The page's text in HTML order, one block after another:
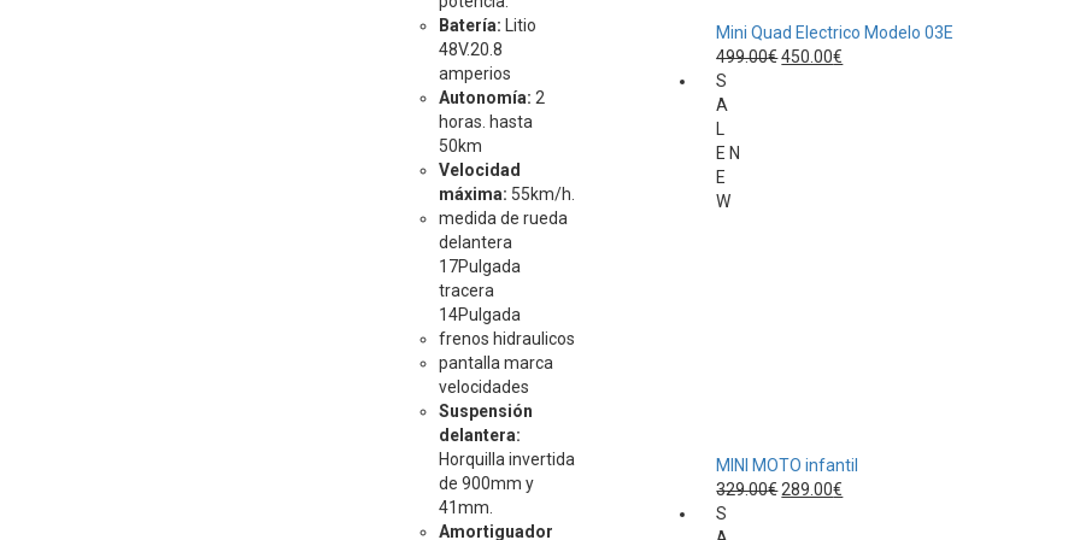
Batería: Litio
48V.20.8
amperios
Autonomía: 2
horas. hasta
50km
Velocidad
máxima: 55km/h.
medida de rueda
delantera
17Pulgada
tracera
14Pulgada
frenos hidraulicos
pantalla marca
velocidades
Suspensión
delantera:
Horquilla invertida
de 900mm y
41mm.
Amortiguador
Mini Quad Electrico Modelo 03E
499.00€El
450.00€
S
A
L
E N
E
W
MINI MOTO infantil
329.00€ El
289.00€
S